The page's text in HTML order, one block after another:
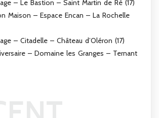
– Le Bastion – Saint Martin de Ré (17)
Maison – Espace Encan – La Rochelle
– Citadelle – Château d’Oléron (17)
– Domaine les Granges – Ternant